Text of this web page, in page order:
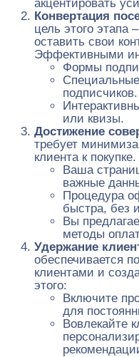
акцентировать
Конвертация
цель этого этапа
оставить свои
Эффективными
Формы
подписчиков.
или квизы.
Достижение
требует
клиента к
Ваша
важные
Процедура
быстра, без
Вы
методы
Удержание
обеспечивается
клиентами и
этого:
Включите
для
Вовлекайте